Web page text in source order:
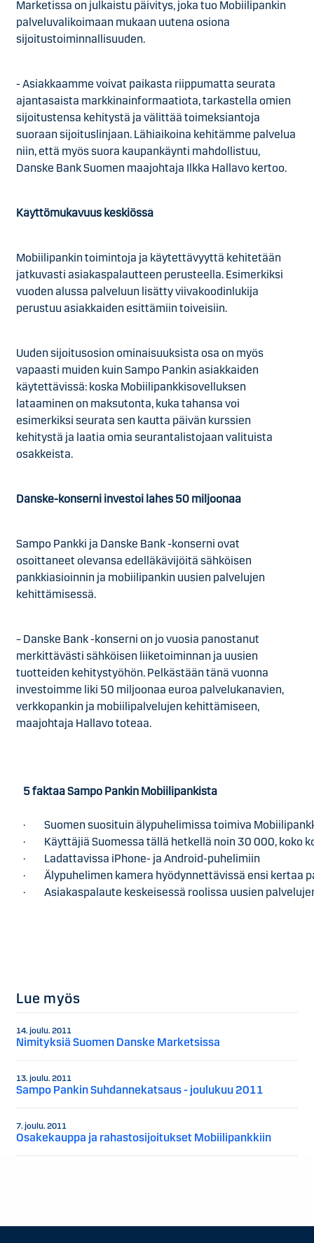
Marketissa on julkaistu päivitys, joka tuo Mobiilipankin
palveluvalikoimaan mukaan uutena osiona
sijoitustoiminnallisuuden.
- Asiakkaamme voivat paikasta riippumatta seurata
ajantasaista markkinainformaatiota, tarkastella omien
sijoitustensa kehitystä ja välittää toimeksiantoja
suoraan sijoituslinjaan. Lähiaikoina kehitämme palvelua
niin, että myös suora kaupankäynti mahdollistuu,
Danske Bank Suomen maajohtaja Ilkka Hallavo kertoo.
Käyttömukavuus keskiössä
Mobiilipankin toimintoja ja käytettävyyttä kehitetään
jatkuvasti asiakaspalautteen perusteella. Esimerkiksi
vuoden alussa palveluun lisätty viivakoodinlukija
perustuu asiakkaiden esittämiin toiveisiin.
Uuden sijoitusosion ominaisuuksista osa on myös
vapaasti muiden kuin Sampo Pankin asiakkaiden
käytettävissä: koska Mobiilipankkisovelluksen
lataaminen on maksutonta, kuka tahansa voi
esimerkiksi seurata sen kautta päivän kurssien
kehitystä ja laatia omia seurantalistojaan valituista
osakkeista.
Danske-konserni investoi lähes 50 miljoonaa
Sampo Pankki ja Danske Bank -konserni ovat
osoittaneet olevansa edelläkävijöitä sähköisen
pankkiasioinnin ja mobiilipankin uusien palvelujen
kehittämisessä.
– Danske Bank -konserni on jo vuosia panostanut
merkittävästi sähköisen liiketoiminnan ja uusien
tuotteiden kehitystyöhön. Pelkästään tänä vuonna
investoimme liki 50 miljoonaa euroa palvelukanavien,
verkkopankin ja mobiilipalvelujen kehittämiseen,
maajohtaja Hallavo toteaa.
5 faktaa Sampo Pankin Mobiilipankista
· Suomen suosituin älypuhelimissa toimiva
· Käyttäjiä Suomessa tällä hetkellä noin 30 000, koko
· Ladattavissa iPhone- ja Android-puhelimiin
· Älypuhelimen kamera hyödynnettävissä ensi kertaa
· Asiakaspalaute keskeisessä roolissa uusien
Lue myös
14. joulu. 2011
Nimityksiä Suomen Danske Marketsissa
13. joulu. 2011
Sampo Pankin Suhdannekatsaus - joulukuu 2011
7. joulu. 2011
Osakekauppa ja rahastosijoitukset Mobiilipankkiin